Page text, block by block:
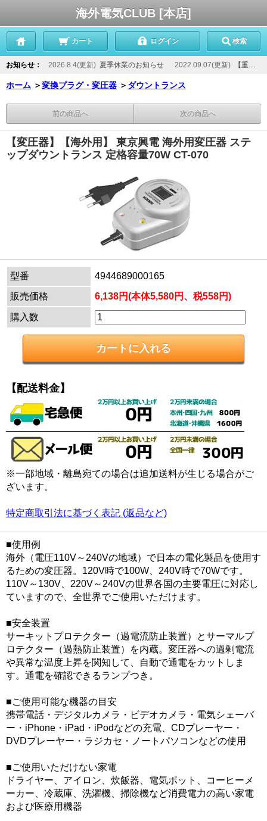
海外電気CLUB [本店]
カート ログイン 検索
お知らせ： 2026.8.4(更新) 夏季休業のお知らせ 2022.09.07(更新) 【重要】当店からのメールが届かないお客様へ
ホーム ＞変換プラグ・変圧器 ＞ ダウントランス
前の商品へ 次の商品へ
【変圧器】【海外用】 東京興電 海外用変圧器 ステ
ップダウントランス 定格容量70W CT-070
型番
4944689000165
販売価格
6,138円(本体5,580円、税558円)
購入数
【配送料金】
※一部地域・離島宛ての場合は追加送料が生じる場合がご
ざいます。
特定商取引法に基づく表記 (返品など)
■使用例
海外（電圧110V～240Vの地域）で日本の電化製品を使用す
るための変圧器。120V時で100W、240V時で70Wです。
110V～130V、220V～240Vの世界各国の主要電圧に対応し
ていますので、全世界でご使用いただけます。
■安全装置
サーキットプロテクター（過電流防止装置）とサーマルプ
ロテクター（過熱防止装置）を内蔵。変圧器への過剰電流
や異常な温度上昇を関知して、自動で通電をカットしま
す。通電を確認できるランプつき。
■ご使用可能な機器の目安
携帯電話・デジタルカメラ・ビデオカメラ・電気シェーバ
ー・iPhone・iPad・iPodなどの充電、CDプレーヤー・
DVDプレーヤー・ラジカセ・ノートパソコンなどの使用
■ご使用いただけない家電
ドライヤー、アイロン、炊飯器、電気ポット、コーヒーメ
ーカー、冷蔵庫、洗濯機、掃除機など消費電力の高い家電
および医療用機器